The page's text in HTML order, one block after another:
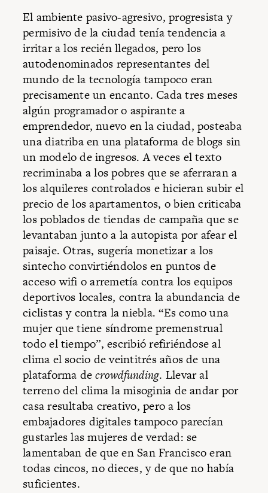
El ambiente pasivo-agresivo, progresista y
permisivo de la ciudad tenía tendencia a
irritar a los recién llegados, pero los
autodenominados representantes del
mundo de la tecnología tampoco eran
precisamente un encanto. Cada tres meses
algún programador o aspirante a
emprendedor, nuevo en la ciudad, posteaba
una diatriba en una plataforma de blogs sin
un modelo de ingresos. A veces el texto
recriminaba a los pobres que se aferraran a
los alquileres controlados e hicieran subir el
precio de los apartamentos, o bien criticaba
los poblados de tiendas de campaña que se
levantaban junto a la autopista por afear el
paisaje. Otras, sugería monetizar a los
sintecho convirtiéndolos en puntos de
acceso wifi o arremetía contra los equipos
deportivos locales, contra la abundancia de
ciclistas y contra la niebla. “Es como una
mujer que tiene síndrome premenstrual
todo el tiempo”, escribió refiriéndose al
clima el socio de veintitrés años de una
plataforma decrowdfunding. Llevar al
terreno del clima la misoginia de andar por
casa resultaba creativo, pero a los
embajadores digitales tampoco parecían
gustarles las mujeres de verdad: se
lamentaban de que en San Francisco eran
todas cincos, no dieces, y de que no había
suficientes.